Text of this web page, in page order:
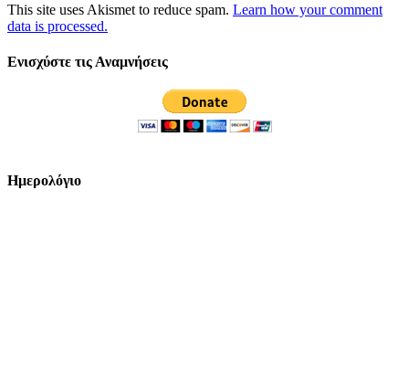
This site uses Akismet to reduce spam. Learn how your comment
data is processed.
Ενισχύστε τις Αναμνήσεις
Ημερολόγιο